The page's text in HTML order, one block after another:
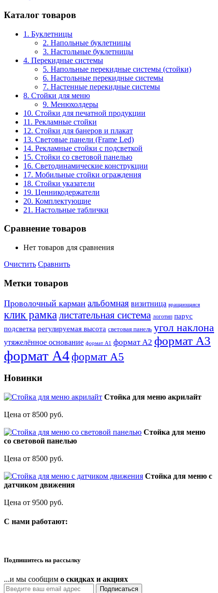
Каталог товаров
1. Буклетницы
2. Напольные буклетницы
3. Настольные буклетницы
4. Перекидные системы
5. Напольные перекидные системы (стойки)
6. Настольные перекидные системы
7. Настенные перекидные системы
8. Стойки для меню
9. Менюхолдеры
10. Стойки для печатной продукции
11. Рекламные стойки
12. Стойки для банеров и плакат
13. Световые панели (Frame Led)
14. Рекламные стойки с подсветкой
15. Стойки со световой панелью
16. Светодинамические конструкции
17. Мобильные стойки ограждения
18. Стойки указатели
19. Ценникодержатели
20. Комплектующие
21. Настольные таблички
Сравнение товаров
Нет товаров для сравнения
Очистить Сравнить
Метки товаров
Проволочный карман альбомная визитница вращающаяся
клик рамка листательная система логотип парус
подсветка регулируемая высота световая панель угол наклона
утяжелённое основание формат А1 формат А2 формат А3
формат А4 формат А5
Новинки
Стойка для меню акрилайт
Цена от 8500 руб.
Стойка для меню
со световой панелью
Цена от 8500 руб.
Стойка для меню с
датчиком движения
Цена от 9500 руб.
C нами работают:
Подпишитесь на рассылку
...и мы сообщим о скидках и акциях
Подписаться